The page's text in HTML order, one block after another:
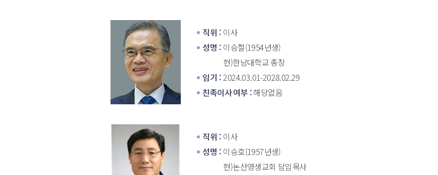
직위 : 이사
성명 : 이승철(1954년생)
현)한남대학교 총장
임기 : 2024.03.01-2028.02.29
친족이사 여부 : 해당없음
직위 : 이사
성명 : 이승호(1957년생)
현)논산영생교회 담임목사